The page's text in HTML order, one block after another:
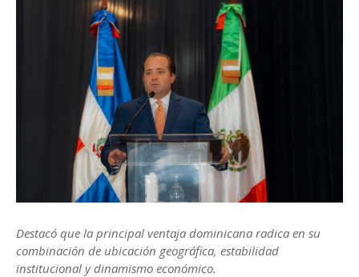
Destacó que la principal ventaja dominicana radica en su
combinación de ubicación geográfica, estabilidad
institucional y dinamismo económico.